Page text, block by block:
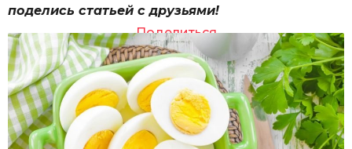
поделись статьей с друзьями!
Поделиться